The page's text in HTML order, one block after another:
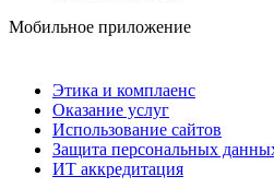
Мобильное приложение
Этика и комплаенс
Оказание услуг
Использование сайтов
Защита персональных
ИТ аккредитация